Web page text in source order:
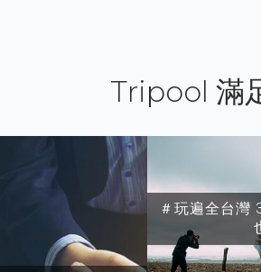
Tripool 滿
＃玩遍全台灣